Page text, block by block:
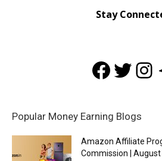
Stay
Popular Money Earning Blogs
Amazon Affiliate
Commission | August